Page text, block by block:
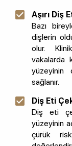
Aşırı Diş
Bazı
dişlerin
olur.
vakalarda
yüzeyinin
sağlanır.
Diş Eti
Diş eti
yüzeyinin
çürük